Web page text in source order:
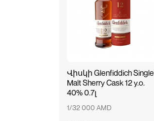
Վիսկի Glenfiddich Single
Malt Sherry Cask 12 y.o.
40% 0.7լ
1/32 000 AMD